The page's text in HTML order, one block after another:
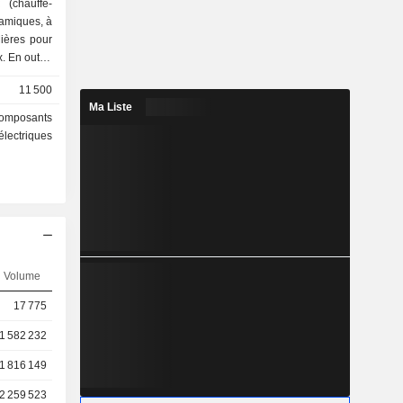
(chauffe-
à
pour
En outre,
sites de
en
Unis
et
11 500
Volume
17 775
1 582 232
1 816 149
2 259 523
Ma Liste